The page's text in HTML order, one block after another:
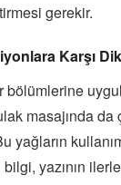
gerekir.
Karşı
bölümlerine
masajında da
yağların
yazının